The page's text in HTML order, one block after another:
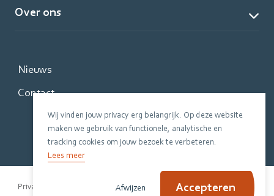
Wij vinden jouw privacy erg belangrijk. Op deze website
maken we gebruik van functionele, analytische en
tracking cookies om jouw bezoek te verbeteren.
Lees meer
Afwijzen Accepteren
Over ons
Nieuws
Contact
Privacy Policy Cookiebeleid